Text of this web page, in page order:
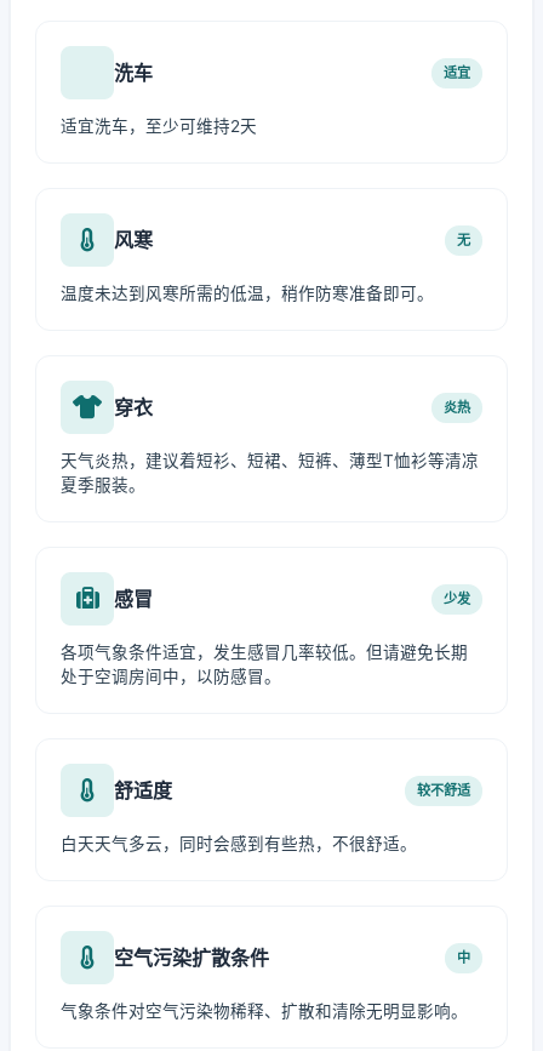
洗车 适宜
适宜洗车，至少可维持2天
风寒 无
温度未达到风寒所需的低温，稍作防寒准备即可。
穿衣 炎热
天气炎热，建议着短衫、短裙、短裤、薄型T恤衫等清凉
夏季服装。
感冒 少发
各项气象条件适宜，发生感冒几率较低。但请避免长期
处于空调房间中，以防感冒。
舒适度 较不舒适
白天天气多云，同时会感到有些热，不很舒适。
空气污染扩散条件 中
气象条件对空气污染物稀释、扩散和清除无明显影响。